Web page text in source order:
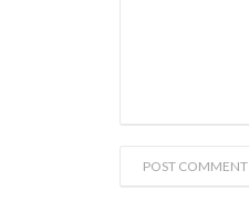
POST COMMENT